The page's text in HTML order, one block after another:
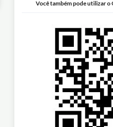
Você também pode utilizar o